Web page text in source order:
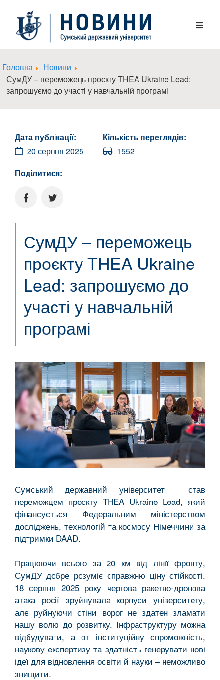
Головна
Новини
СумДУ – переможець проєкту THEA Ukraine Lead:
запрошуємо до участі у навчальній програмі
Дата публікації:
20 серпня 2025
Кількість переглядів:
1552
Поділитися:
СумДУ – переможець
проєкту THEA Ukraine
Lead: запрошуємо до
участі у навчальній
програмі
Сумський державний університет став
переможцем проєкту THEA Ukraine Lead, який
фінансується Федеральним міністерством
досліджень, технологій та космосу Німеччини за
підтримки DAAD.
Працюючи всього за 20 км від лінії фронту,
СумДУ добре розуміє справжню ціну стійкості.
18 серпня 2025 року чергова ракетно-дронова
атака росії зруйнувала корпуси університету,
але руйнуючи стіни ворог не здатен зламати
нашу волю до розвитку. Інфраструктуру можна
відбудувати, а от інституційну спроможність,
наукову експертизу та здатність генерувати нові
ідеї для відновлення освіти й науки – неможливо
знищити.